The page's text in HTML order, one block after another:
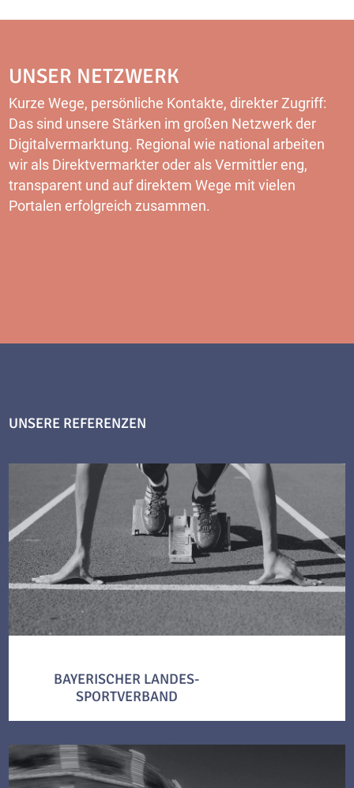
UNSER NETZWERK
Kurze Wege, persönliche Kontakte, direkter Zugriff:
Das sind unsere Stärken im großen Netzwerk der
Digitalvermarktung. Regional wie national arbeiten
wir als Direktvermarkter oder als Vermittler eng,
transparent und auf direktem Wege mit vielen
Portalen erfolgreich zusammen.
UNSERE REFERENZEN
BAYERISCHER LANDES-
SPORTVERBAND